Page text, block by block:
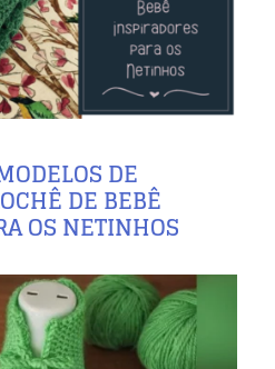
DE
DE BEBÊ
OS NETINHOS